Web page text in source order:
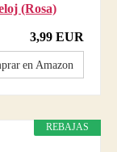
(Rosa)
3,99 EUR
en Amazon
REBAJAS